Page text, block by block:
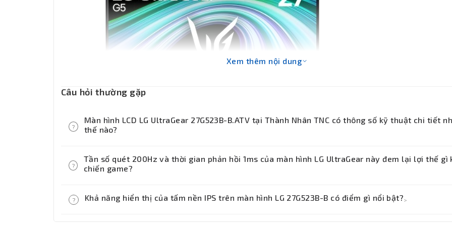
Xem thêm nội dung
Câu hỏi thường gặp
?
Màn hình LCD LG UltraGear 27G523B-B.ATV tại Thành Nhân TNC có thông số kỹ thuật chi tiết
thế nào?
phân giải Full HD (1920 x 1080), sử dụng tấm nền IPS cao cấp, độ sáng tiêu chuẩn 300 cd/m²,
?
Tần số quét 200Hz và thời gian phản hồi 1ms của màn hình LG UltraGear này đem lại lợi thế gì
chiến game?
hoàn toàn hiện tượng bóng mờ (ghosting) và xé hình. Các game thủ có thể bắt trọn mọi chuyển
? Khả năng hiển thị của tấm nền IPS trên màn hình LG 27G523B-B có điểm gì nổi bật?>